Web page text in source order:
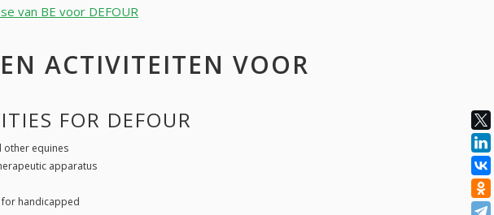
van BE voor DEFOUR
ACTIVITEITEN VOOR
FOR DEFOUR
other equines
apparatus
handicapped